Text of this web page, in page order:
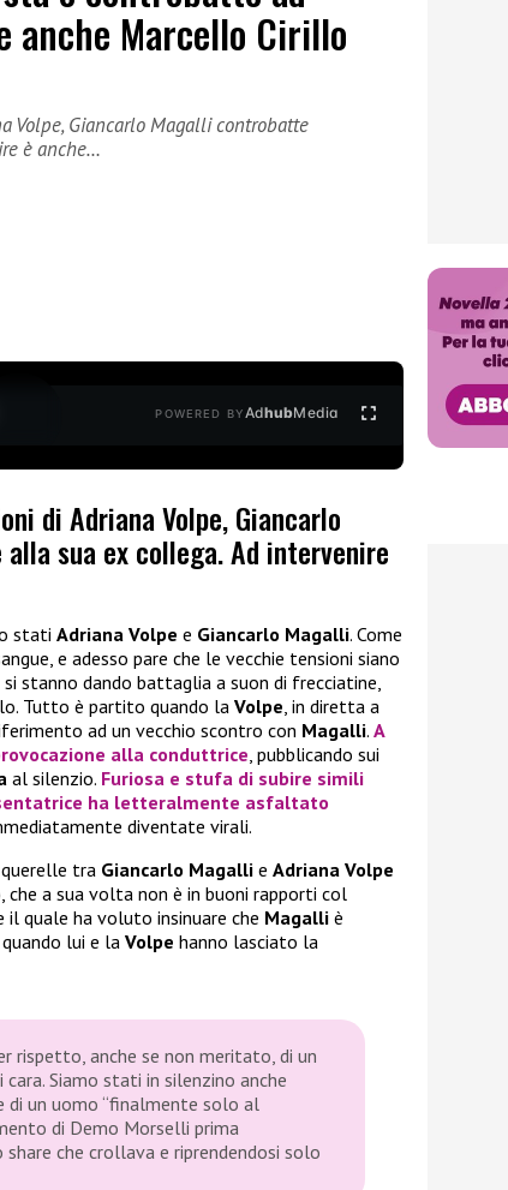
anche Marcello Cirillo
Volpe, Giancarlo Magalli controbatte
è anche…
POWERED BYAdhubMedia
di Adriana Volpe, Giancarlo
sua ex collega. Ad intervenire
stati Adriana Volpe e Giancarlo Magalli. Come
e adesso pare che le vecchie tensioni siano
stanno dando battaglia a suon di frecciatine,
Tutto è partito quando la Volpe, in diretta a
ad un vecchio scontro con Magalli. A
alla conduttrice, pubblicando sui
al silenzio. Furiosa e stufa di subire simili
ha letteralmente asfaltato
diventate virali.
tra Giancarlo Magalli e Adriana Volpe
, che a sua volta non è in buoni rapporti col
quale ha voluto insinuare che Magalli è
quando lui e la Volpe hanno lasciato la
rispetto, anche se non meritato, di un
Siamo stati in silenzino anche
di un uomo “finalmente solo al
di Demo Morselli prima
che crollava e riprendendosi solo